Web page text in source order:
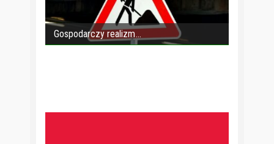
Gospodarczy realizm